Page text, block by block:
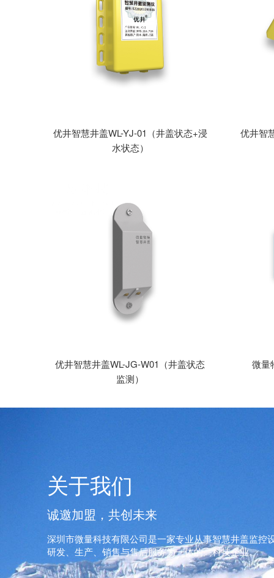
优井智慧井盖WL-YJ-01（井盖状态+浸
水状态）
优井智
优井智慧井盖WL-JG-W01（井盖状态
监测）
微量
关于我们
诚邀加盟，共创未来
深圳市微量科技有限公司是一家专业从事智慧井盖监控
研发、生产、销售与售后服务为一体的高科技企业。